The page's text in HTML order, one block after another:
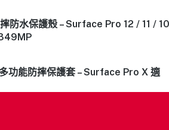
防水保護殼 – Surface Pro 12 / 11 / 10
功能防摔保護套 – Surface Pro X 適